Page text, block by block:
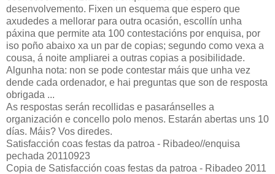
desenvolvemento. Fixen un esquema que espero que
axudedes a mellorar para outra ocasión, escollín unha
páxina que permite ata 100 contestacións por enquisa, por
iso poño abaixo xa un par de copias; segundo como vexa a
cousa, á noite ampliarei a outras copias a posibilidade.
Algunha nota: non se pode contestar máis que unha vez
dende cada ordenador, e hai preguntas que son de resposta
obrigada ...
As respostas serán recollidas e pasaránselles a
organización e concello polo menos. Estarán abertas uns 10
días. Máis? Vos diredes.
Satisfacción coas festas da patroa - Ribadeo//enquisa
pechada 20110923
Copia de Satisfacción coas festas da patroa - Ribadeo 2011